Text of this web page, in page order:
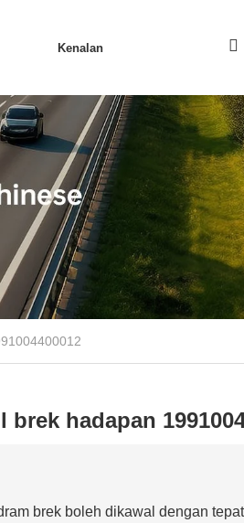
Kenalan
hadapan
brek boleh dikawal dengan